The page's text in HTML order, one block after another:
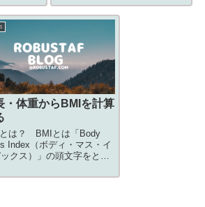
ます。 選...
・体重からBMIを計算
は？ BMIとは「Body
Index（ボディ・マス・イ
クス）」の頭文字をとっ
となり、身長と体重によ